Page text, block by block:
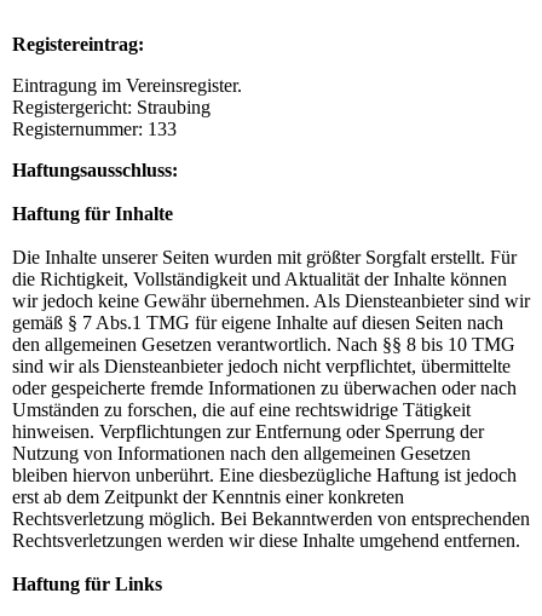
Registereintrag:
Eintragung im Vereinsregister.
Registergericht: Straubing
Registernummer: 133
Haftungsausschluss:
Haftung für Inhalte
Die Inhalte unserer Seiten wurden mit größter Sorgfalt erstellt. Für
die Richtigkeit, Vollständigkeit und Aktualität der Inhalte können
wir jedoch keine Gewähr übernehmen. Als Diensteanbieter sind wir
gemäß § 7 Abs.1 TMG für eigene Inhalte auf diesen Seiten nach
den allgemeinen Gesetzen verantwortlich. Nach §§ 8 bis 10 TMG
sind wir als Diensteanbieter jedoch nicht verpflichtet, übermittelte
oder gespeicherte fremde Informationen zu überwachen oder nach
Umständen zu forschen, die auf eine rechtswidrige Tätigkeit
hinweisen. Verpflichtungen zur Entfernung oder Sperrung der
Nutzung von Informationen nach den allgemeinen Gesetzen
bleiben hiervon unberührt. Eine diesbezügliche Haftung ist jedoch
erst ab dem Zeitpunkt der Kenntnis einer konkreten
Rechtsverletzung möglich. Bei Bekanntwerden von entsprechenden
Rechtsverletzungen werden wir diese Inhalte umgehend entfernen.
Haftung für Links